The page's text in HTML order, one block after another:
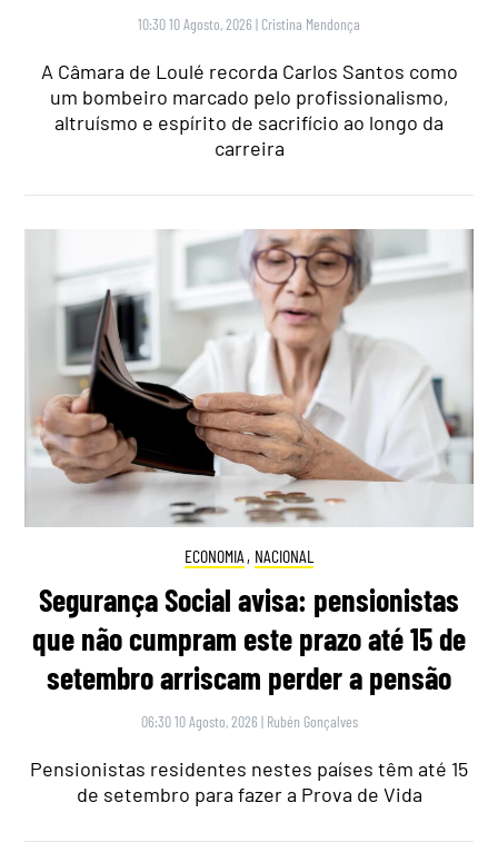
10:30 10 Agosto, 2026 | Cristina Mendonça
A Câmara de Loulé recorda Carlos Santos como
um bombeiro marcado pelo profissionalismo,
altruísmo e espírito de sacrifício ao longo da
carreira
ECONOMIA , NACIONAL
Segurança Social avisa: pensionistas
que não cumpram este prazo até 15 de
setembro arriscam perder a pensão
06:30 10 Agosto, 2026 | Rubén Gonçalves
Pensionistas residentes nestes países têm até 15
de setembro para fazer a Prova de Vida